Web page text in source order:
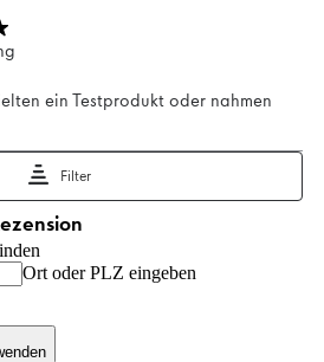
Ort oder PLZ eingeben